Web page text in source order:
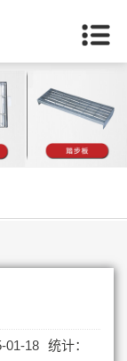
沧州沟盖板系列
01-18 统计：